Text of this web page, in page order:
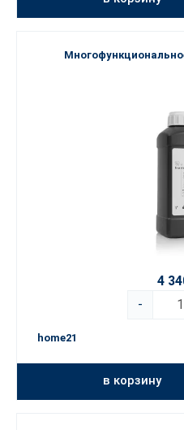
4
-
home21
в корзину